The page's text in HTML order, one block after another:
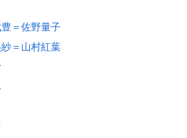
豊＝佐野量子
紗＝山村紅葉